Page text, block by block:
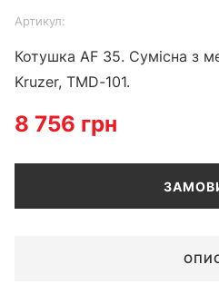
of
Артикул:
Котушка AF 35. Сумісна з
Kruzer, TMD-101.
8 756 грн